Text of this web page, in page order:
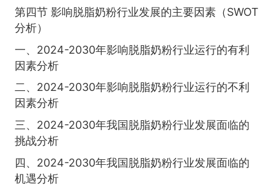
第四节 影响脱脂奶粉行业发展的主要因素（SWOT
分析）
一、2024-2030年影响脱脂奶粉行业运行的有利
因素分析
二、2024-2030年影响脱脂奶粉行业运行的不利
因素分析
三、2024-2030年我国脱脂奶粉行业发展面临的
挑战分析
四、2024-2030年我国脱脂奶粉行业发展面临的
机遇分析